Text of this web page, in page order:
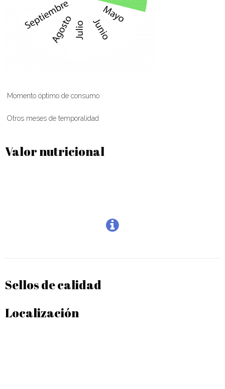
Momento óptimo de consumo
Otros meses de temporalidad
Valor nutricional
Sellos de calidad
Localización